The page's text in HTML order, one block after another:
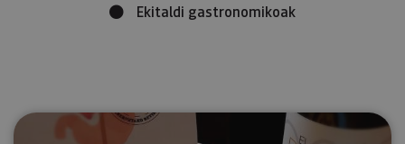
Ekitaldi gastronomikoak